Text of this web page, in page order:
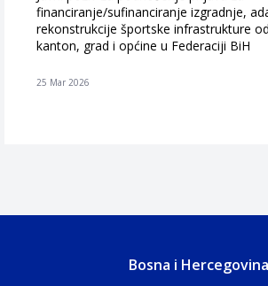
financiranje/sufinanciranje izgradnje,
rekonstrukcije športske infrastrukture
kanton, grad i općine u Federaciji BiH
25 Mar 2026
Bosna i Hercegovina